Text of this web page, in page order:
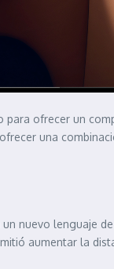
ofrecer un
una
nuevo lenguaje
aumentar la